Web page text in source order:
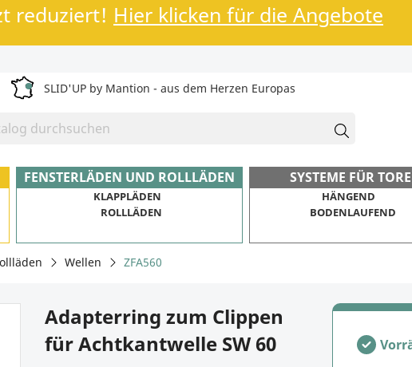
reduziert! Hier klicken für die Angebote
SLID'UP by Mantion - aus dem Herzen Europas
FENSTERLÄDEN UND ROLLLÄDEN
KLAPPLÄDEN
ROLLLÄDEN
SYSTEME FÜR TORE
HÄNGEND
BODENLAUFEND
Wellen ZFA560
Adapterring zum Clippen
für Achtkantwelle SW 60